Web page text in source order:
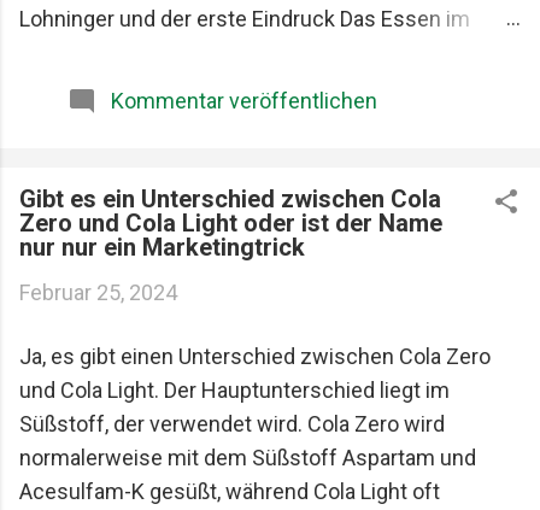
Lohninger und der erste Eindruck Das Essen im
Restaurant Lohninger Fazit Das Restaurant
begann schon früher. Am Karlsruher Hauptbahnhof.
Mit drei Männern, die Essen ernst nehmen, aber sich
selbst nicht zu wichtig. Patrick, Felix und ich teilen
seit Jahren dieselbe Schwäche: gute Restaurants,
ehrliche Produkte und diese seltenen Abende, die
Mario Lohninger und Patrick: Best Friends
Freundschaft, Essen und besondere Abende Wir
achten darauf, dass unsere gemeinsamen
Restaurantbesuche etwas Besonderes bleiben.
Keine beliebigen Reservierungen ...
Kommentar veröffentlichen
Gibt es ein Unterschied zwischen Cola
Zero und Cola Light oder ist der Name
nur nur ein Marketingtrick
Februar 25, 2024
Ja, es gibt einen Unterschied zwischen Cola Zero
und Cola Light. Der Hauptunterschied liegt im
Süßstoff, der verwendet wird. Cola Zero wird
normalerweise mit dem Süßstoff Aspartam und
Acesulfam-K gesüßt, während Cola Light oft